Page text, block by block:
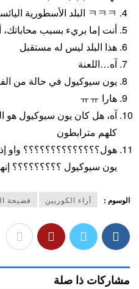
ㅋㅋㅋ البلد الأسطورية اليائسة، لا أستطيع إلا أن أضحك
أنت إما بريء بسبب
هذا البلد ليس له مستقبل
آه…اللعنة
يون سيوكيول في حالة من
هارا ㅠㅠ
آه، هل كان يون سيوكيول هو
كلهم ​​​​مترابطون
هول؟؟؟؟؟؟؟؟؟؟؟؟؟؟ واو
يون سيوكيول ؟؟؟؟؟؟؟؟؟
الوسوم : آراء الكوريين فضيحة
مشاركات ذا صلة